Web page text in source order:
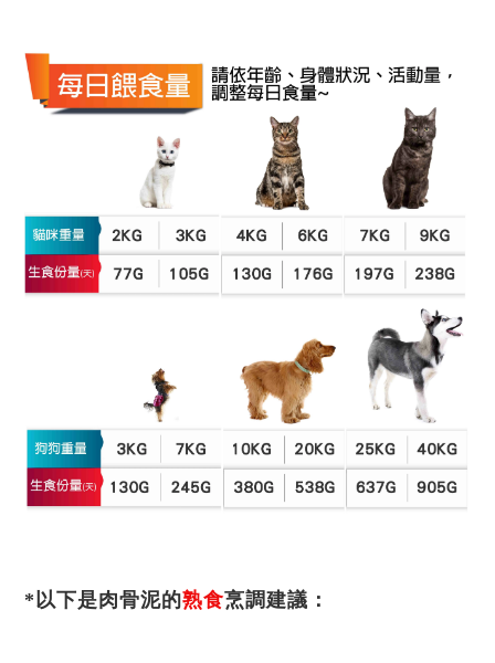
*以下是肉骨泥的熟食烹調建議：